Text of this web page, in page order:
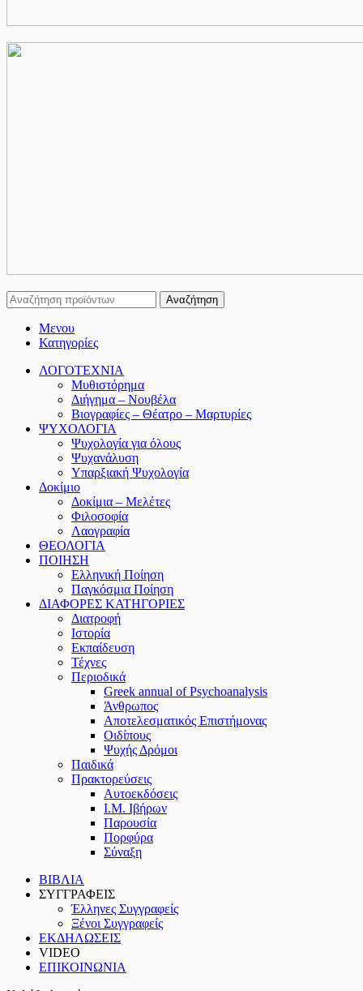
Αναζήτηση
Μενου
Κατηγορίες
ΛΟΓΟΤΕΧΝΙΑ
Μυθιστόρημα
Διήγημα – Νουβέλα
Βιογραφίες – Θέατρο – Μαρτυρίες
ΨΥΧΟΛΟΓΙΑ
Ψυχολογία για όλους
Ψυχανάλυση
Υπαρξιακή Ψυχολογία
Δοκίμιο
Δοκίμια – Μελέτες
Φιλοσοφία
Λαογραφία
ΘΕΟΛΟΓΙΑ
ΠΟΙΗΣΗ
Ελληνική Ποίηση
Παγκόσμια Ποίηση
ΔΙΑΦΟΡΕΣ ΚΑΤΗΓΟΡΙΕΣ
Διατροφή
Ιστορία
Εκπαίδευση
Τέχνες
Περιοδικά
Greek annual of Psychoanalysis
Άνθρωπος
Αποτελεσματικός Επιστήμονας
Οιδίπους
Ψυχής Δρόμοι
Παιδικά
Πρακτoρεύσεις
Αυτοεκδόσεις
Ι.Μ. Ιβήρων
Παρουσία
Πορφύρα
Σύναξη
ΒΙΒΛΙΑ
ΣΥΓΓΡΑΦΕΙΣ
Έλληνες Συγγραφείς
Ξένοι Συγγραφείς
ΕΚΔΗΛΩΣΕΙΣ
VIDEO
ΕΠΙΚΟΙΝΩΝΙΑ